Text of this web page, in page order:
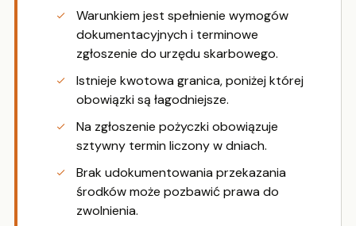
Warunkiem jest spełnienie wymogów
dokumentacyjnych i terminowe
zgłoszenie do urzędu skarbowego.
Istnieje kwotowa granica, poniżej której
obowiązki są łagodniejsze.
Na zgłoszenie pożyczki obowiązuje
sztywny termin liczony w dniach.
Brak udokumentowania przekazania
środków może pozbawić prawa do
zwolnienia.